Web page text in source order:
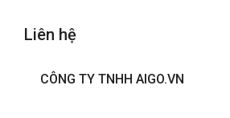
Liên hệ
CÔNG TY TNHH AIGO.VN